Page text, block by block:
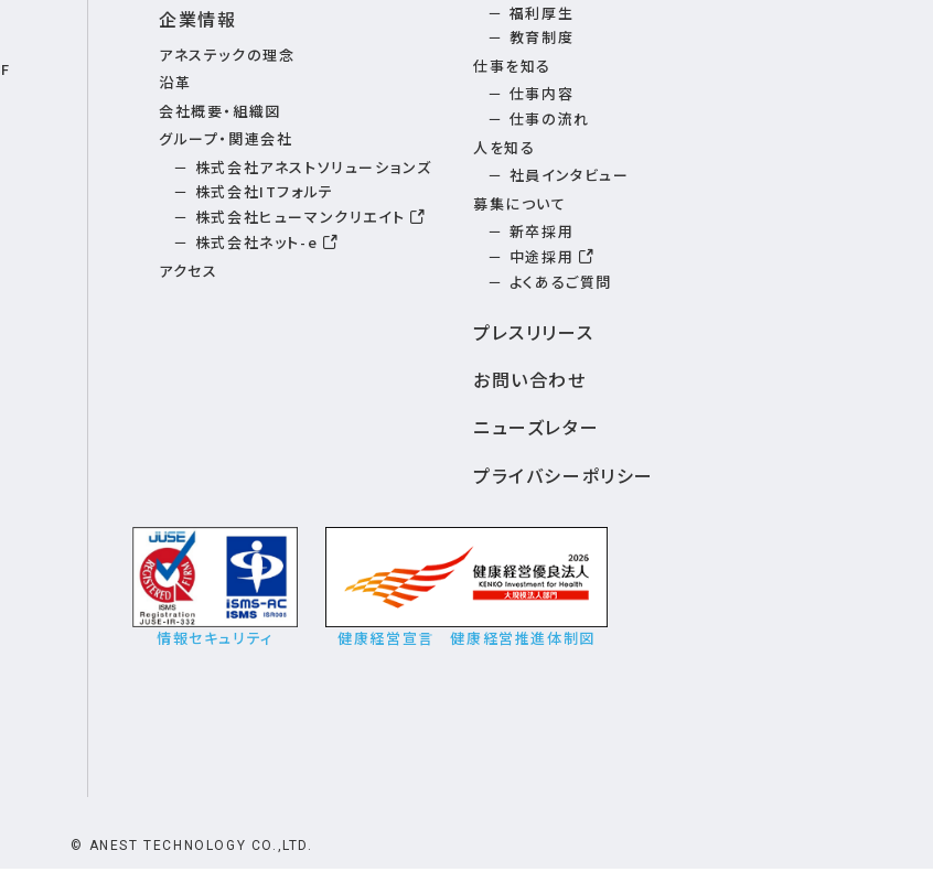
企業情報
アネステックの理念
沿革
会社概要・組織図
グループ・関連会社
株式会社アネストソリューションズ
株式会社ITフォルテ
株式会社ヒューマンクリエイト
株式会社ネット-e
アクセス
福利厚生
教育制度
仕事を知る
仕事内容
仕事の流れ
人を知る
社員インタビュー
募集について
新卒採用
中途採用
よくあるご質問
プレスリリース
お問い合わせ
ニューズレター
プライバシーポリシー
情報セキュリティ 健康経営宣言 健康経営推進体制図
© ANEST TECHNOLOGY CO.,LTD.